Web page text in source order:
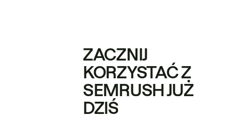
ZACZNIJ
KORZYSTAĆ Z
SEMRUSH JUŻ
DZIŚ